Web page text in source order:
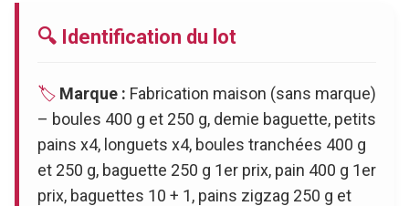
🔍 Identification du lot
🏷️ Marque : Fabrication maison (sans marque)
– boules 400 g et 250 g, demie baguette, petits
pains x4, longuets x4, boules tranchées 400 g
et 250 g, baguette 250 g 1er prix, pain 400 g 1er
prix, baguettes 10 + 1, pains zigzag 250 g et